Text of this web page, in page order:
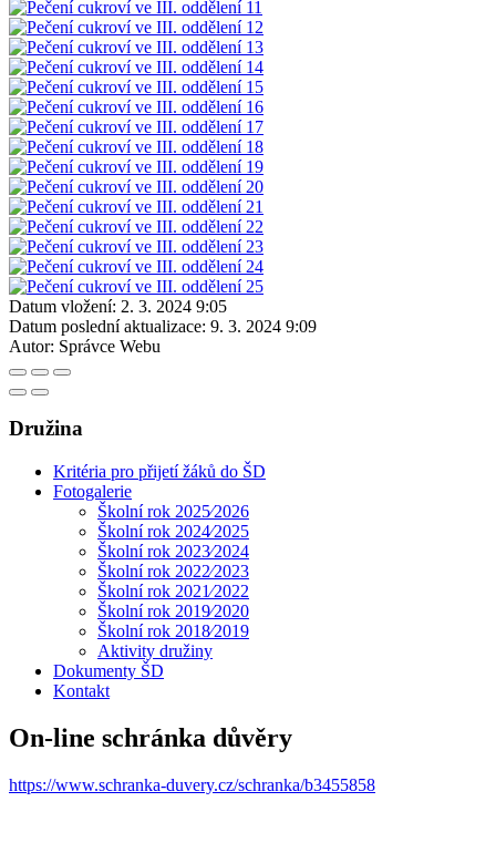
Datum vložení: 2. 3. 2024 9:05
Datum poslední aktualizace: 9. 3. 2024 9:09
Autor: Správce Webu
Družina
Kritéria pro přijetí žáků do ŠD
Fotogalerie
Školní rok 2025⁄2026
Školní rok 2024⁄2025
Školní rok 2023⁄2024
Školní rok 2022⁄2023
Školní rok 2021⁄2022
Školní rok 2019⁄2020
Školní rok 2018⁄2019
Aktivity družiny
Dokumenty ŠD
Kontakt
On-line schránka důvěry
https://www.schranka-duvery.cz/schranka/b3455858